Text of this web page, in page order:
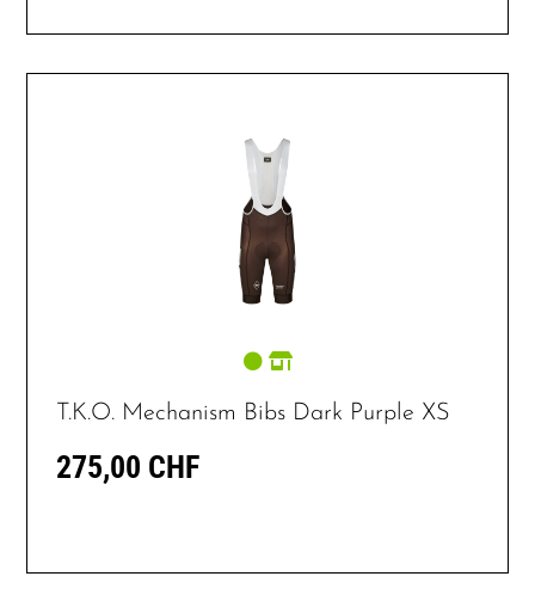
T.K.O. Mechanism Bibs Dark Purple XS
275,00 CHF